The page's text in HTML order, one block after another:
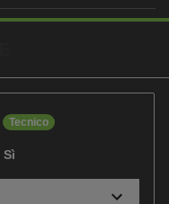
Tecnico
Sì